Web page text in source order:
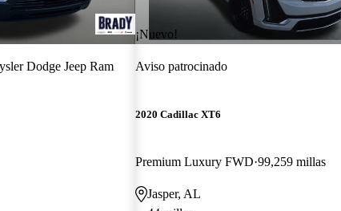
Dodge Jeep Ram
¡Nuevo!
Aviso patrocinado
2020 Cadillac XT6
Premium Luxury FWD 99,259 millas
Jasper, AL